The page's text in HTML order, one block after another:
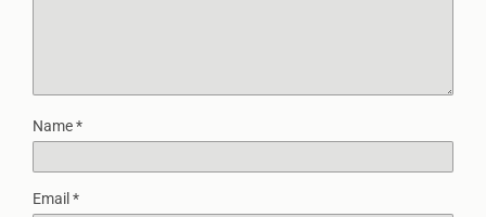
Name*
Email *